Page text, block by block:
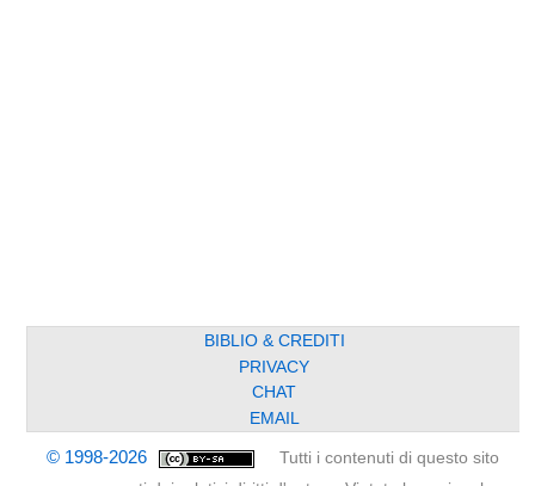
BIBLIO & CREDITI
PRIVACY
CHAT
EMAIL
© 1998-2026
Tutti i contenuti di questo sito